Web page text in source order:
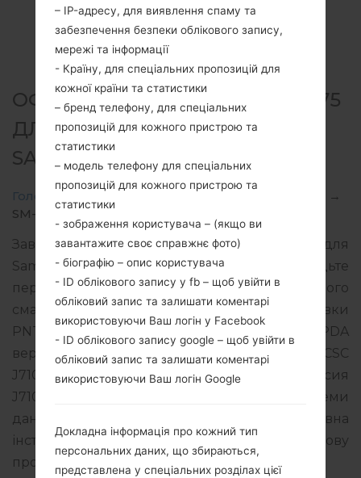
ОФІЦІЙНА ПРОШИВКА #64475
ДЛЯ SM-J710MN -
SAMSUNGGALAXY J7 2016
Головна Galaxy J7 2016 SamsungSM-J710MN
→
SM-J710MN_1_20181221231353_w5gg01wdwv.zip
Завантажте останнє оновлення прошивки для
Samsung Galaxy J7 2016, але не забудьте
перевірити, чи відповідає номер моделі вашого
смартфона вказаному SM-J710MN. Код прошивки
PNT для PERU. Продукт поставляється з PDA
версією J710MNUBU4CRK1 версія CSC
J710MNPNT4CRK1, MODEM версия
J710MNUBU4CRK1. Версія операційної системи
даної прошивки Android Oreo 8.1.0. Повна
інструкція про те, як прошивати стокову
прошивку на пристроях Samsung
– IP-адресу, для виявлення спаму та
забезпечення безпеки облікового запису,
мережі та інформації
- Країну, для спеціальних пропозицій для
кожної країни та статистики
– бренд телефону, для спеціальних
пропозицій для кожного пристрою та
статистики
– модель телефону для спеціальних
пропозицій для кожного пристрою та
статистики
- зображення користувача – (якщо ви
завантажите своє справжнє фото)
- біографію – опис користувача
- ID облікового запису у fb – щоб увійти в
обліковий запис та залишати коментарі
використовуючи Ваш логін у Facebook
- ID облікового запису google – щоб увійти в
обліковий запис та залишати коментарі
використовуючи Ваш логін Google
Докладна інформація про кожний тип
персональних даних, що збираються,
представлена у спеціальних розділах цієї